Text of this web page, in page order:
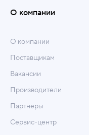
О компании
О компании
Поставщикам
Вакансии
Производители
Партнеры
Сервис-центр